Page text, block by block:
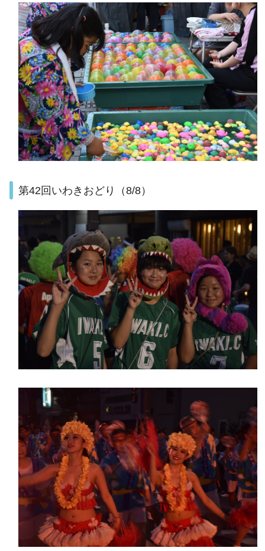
第42回いわきおどり（8/8）